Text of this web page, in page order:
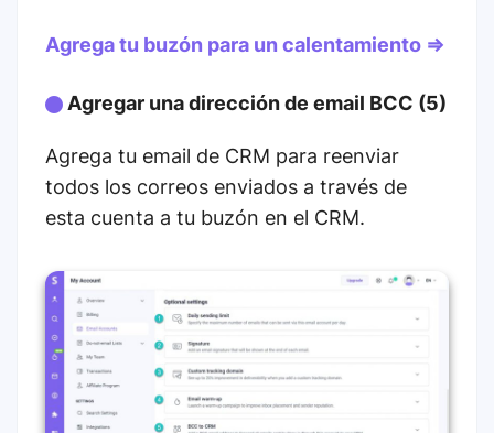
Agrega tu buzón para un calentamiento ⇒
Agregar una dirección de email BCC (5)
Agrega tu email de CRM para reenviar
todos los correos enviados a través de
esta cuenta a tu buzón en el CRM.